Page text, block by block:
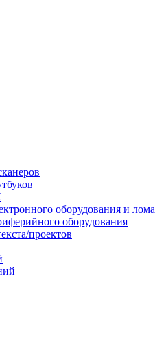
оборудования и лома
оборудования
проектов